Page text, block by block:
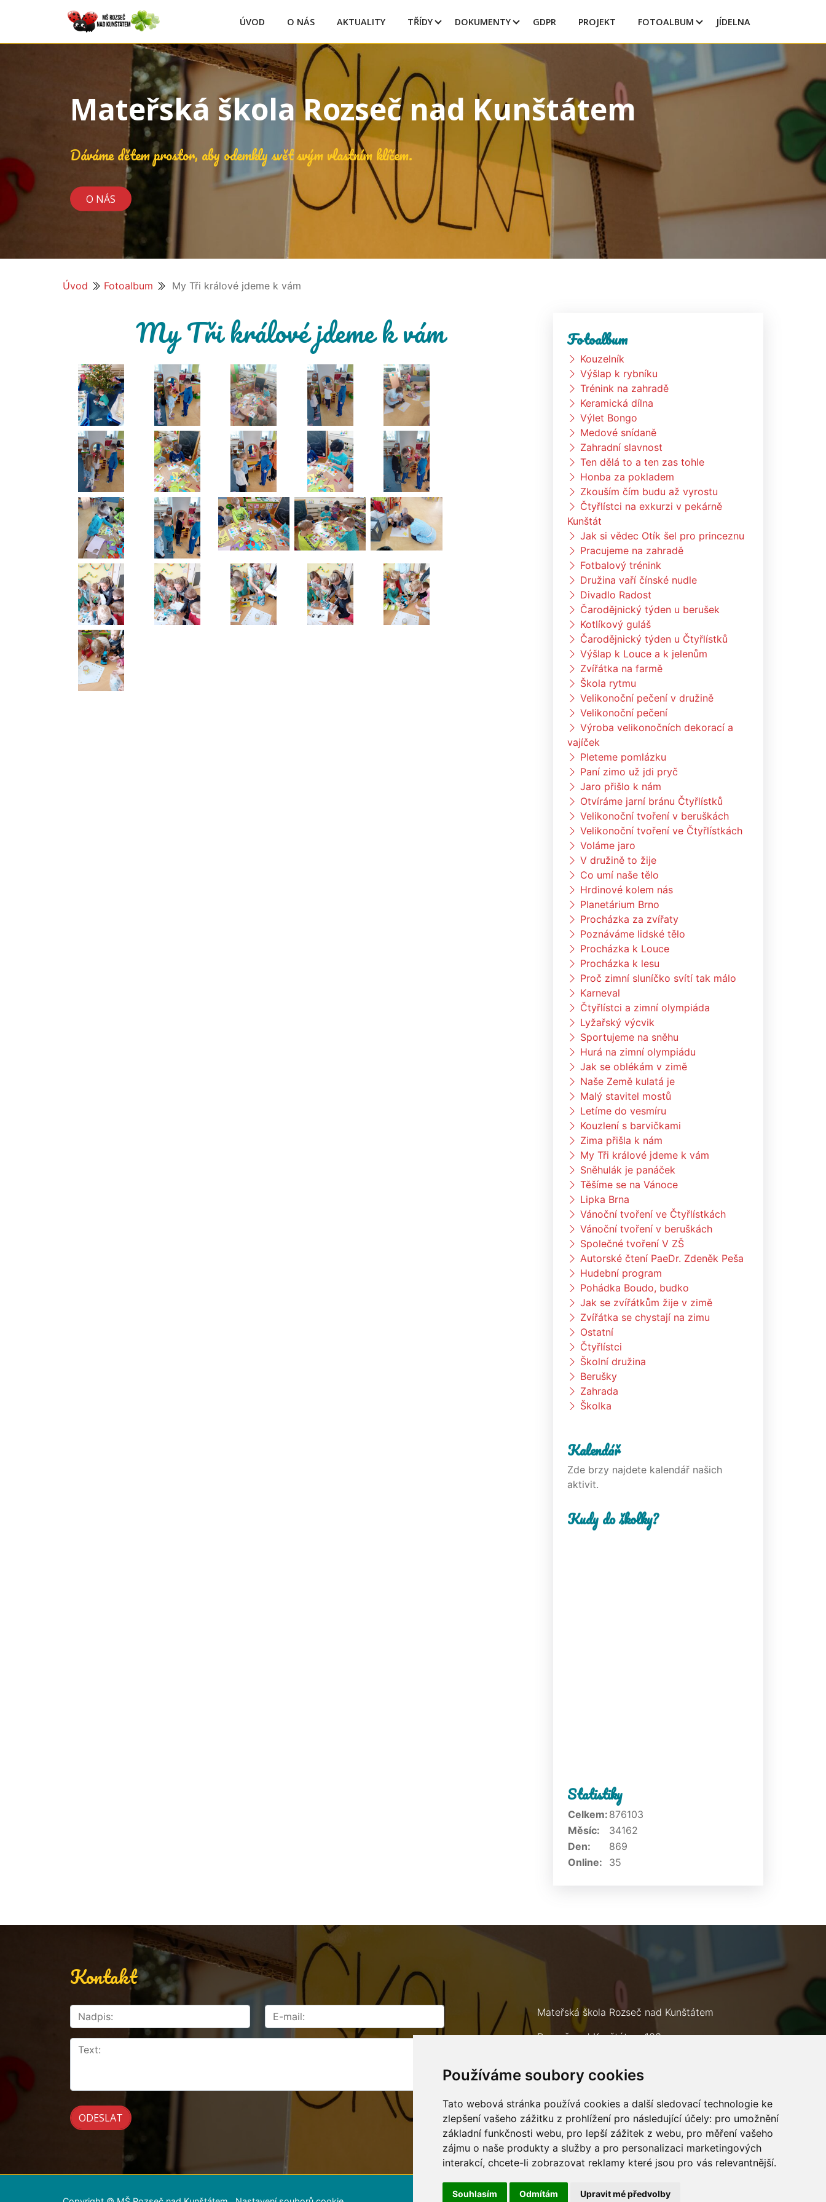
Používáme soubory cookies
Tato webová stránka používá cookies a další sledovací technologie ke
zlepšení vašeho zážitku z prohlížení pro následující účely: pro umožnění
základní funkčnosti webu, pro lepší zážitek z webu, pro měření vašeho
zájmu o naše produkty a služby a pro personalizaci marketingových
interakcí, chcete-li zobrazovat reklamy které jsou pro vás relevantnější.
Souhlasím Odmítám Upravit mé předvolby
ÚVOD O NÁS AKTUALITY TŘÍDY DOKUMENTY GDPR PROJEKT FOTOALBUM JÍDELNA
Mateřská škola Rozseč nad Kunštátem
Dáváme dětem prostor, aby odemkly svět svým vlastním klíčem.
O NÁS
Úvod Fotoalbum My Tři králové jdeme k vám
My Tři králové jdeme k vám Fotoalbum
Kouzelník
Výšlap k rybníku
Trénink na zahradě
Keramická dílna
Výlet Bongo
Medové snídaně
Zahradní slavnost
Ten dělá to a ten zas tohle
Honba za pokladem
Zkouším čím budu až vyrostu
Čtyřlístci na exkurzi v pekárně
Kunštát
Jak si vědec Otík šel pro princeznu
Pracujeme na zahradě
Fotbalový trénink
Družina vaří čínské nudle
Divadlo Radost
Čarodějnický týden u berušek
Kotlíkový guláš
Čarodějnický týden u Čtyřlístků
Výšlap k Louce a k jelenům
Zvířátka na farmě
Škola rytmu
Velikonoční pečení v družině
Velikonoční pečení
Výroba velikonočních dekorací a
vajíček
Pleteme pomlázku
Paní zimo už jdi pryč
Jaro přišlo k nám
Otvíráme jarní bránu Čtyřlístků
Velikonoční tvoření v beruškách
Velikonoční tvoření ve Čtyřlístkách
Voláme jaro
V družině to žije
Co umí naše tělo
Hrdinové kolem nás
Planetárium Brno
Procházka za zvířaty
Poznáváme lidské tělo
Procházka k Louce
Procházka k lesu
Proč zimní sluníčko svítí tak málo
Karneval
Čtyřlístci a zimní olympiáda
Lyžařský výcvik
Sportujeme na sněhu
Hurá na zimní olympiádu
Jak se oblékám v zimě
Naše Země kulatá je
Malý stavitel mostů
Letíme do vesmíru
Kouzlení s barvičkami
Zima přišla k nám
My Tři králové jdeme k vám
Sněhulák je panáček
Těšíme se na Vánoce
Lipka Brna
Vánoční tvoření ve Čtyřlístkách
Vánoční tvoření v beruškách
Společné tvoření V ZŠ
Autorské čtení PaeDr. Zdeněk Peša
Hudební program
Pohádka Boudo, budko
Jak se zvířátkům žije v zimě
Zvířátka se chystají na zimu
Ostatní
Čtyřlístci
Školní družina
Berušky
Zahrada
Školka
Kalendář
Zde brzy najdete kalendář našich
aktivit.
Kudy do školky?
Statistiky
Online: 35
Celkem: 876103
Měsíc:
34162
Den:
869
Kontakt
Mateřská škola Rozseč nad Kunštátem
Rozseč nad Kunštátem 133
Telefon: +420 602 693 226
E-mail:msrozsec@seznam.cz